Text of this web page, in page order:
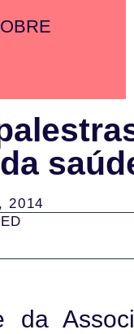
2014
da